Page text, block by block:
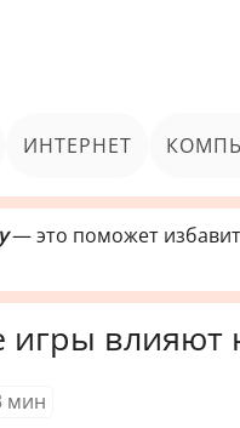
ИНТЕРНЕТ
— это поможет
влияют
мин